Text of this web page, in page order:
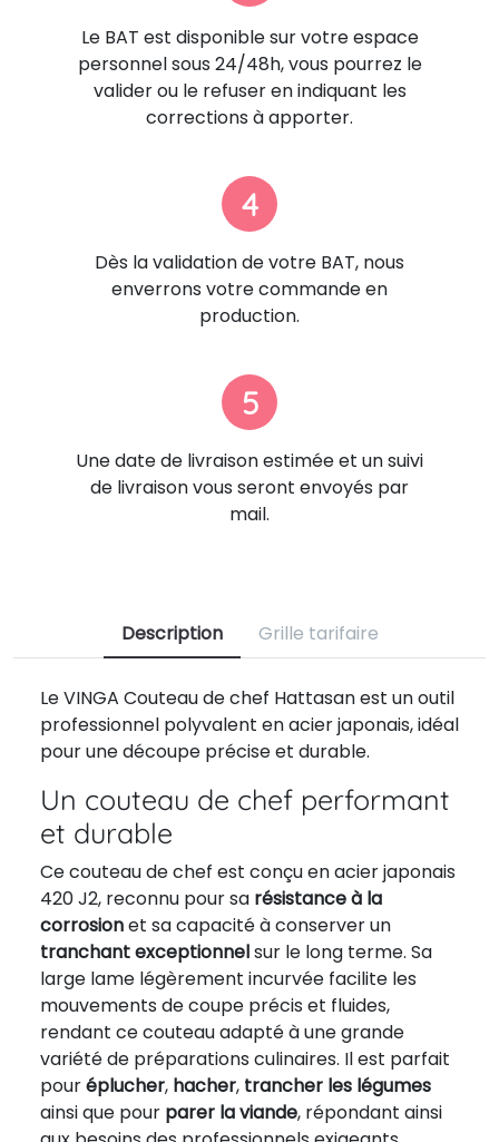
Le BAT est disponible sur votre espace
personnel sous 24/48h, vous pourrez le
valider ou le refuser en indiquant les
corrections à apporter.
4
Dès la validation de votre BAT, nous
enverrons votre commande en
production.
5
Une date de livraison estimée et un suivi
de livraison vous seront envoyés par
mail.
Description Grille tarifaire
Le VINGA Couteau de chef Hattasan est un outil
professionnel polyvalent en acier japonais, idéal
pour une découpe précise et durable.
Un couteau de chef performant
et durable
Ce couteau de chef est conçu en acier japonais
420 J2, reconnu pour sa résistance à la
corrosionet sa capacité à conserver un
tranchant exceptionnelsur le long terme. Sa
large lame légèrement incurvée facilite les
mouvements de coupe précis et fluides,
rendant ce couteau adapté à une grande
variété de préparations culinaires. Il est parfait
pouréplucher, hacher, trancher les légumes
ainsi que pour parer la viande, répondant ainsi